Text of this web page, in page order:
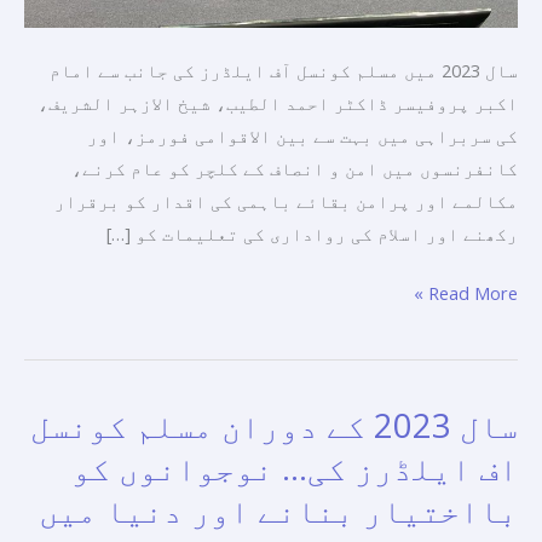
سال 2023 میں مسلم کونسل آف ایلڈرز کی جانب سے امام
اکبر پروفیسر ڈاکٹر احمد الطیب، شیخ الازہر الشریف،
کی سربراہی میں بہت سے بین الاقوامی فورمز، اور
کانفرنسوں میں امن و انصاف کے کلچر کو عام کرنے،
مکالمے اور پرامن بقائے باہمی کی اقدار کو برقرار
رکھنے اور اسلام کی رواداری کی تعلیمات کو […]
الاقوامی
اور
فورمز
میں
مسلم
کونسل
آف
کی
سے
Read More »
سال 2023 کے دوران مسلم کونسل
اف ایلڈرز کی… نوجوانوں کو
بااختیار بنانے اور دنیا میں
سال
کے
دوران